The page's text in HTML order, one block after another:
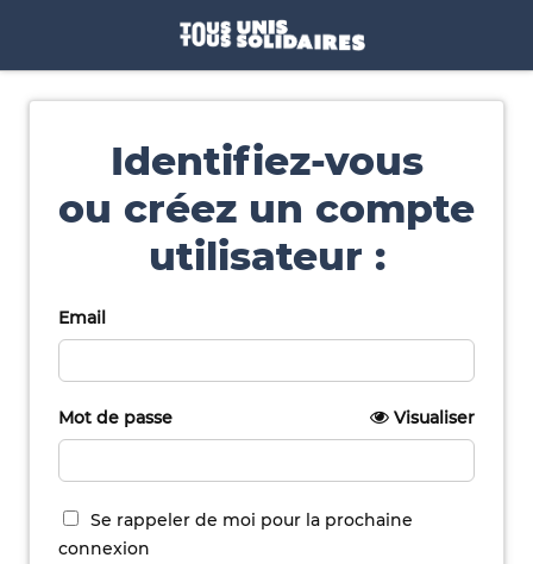
Identifiez-vous
ou créez un compte
utilisateur :
Email
Mot de passe Visualiser
Se rappeler de moi pour la prochaine
connexion